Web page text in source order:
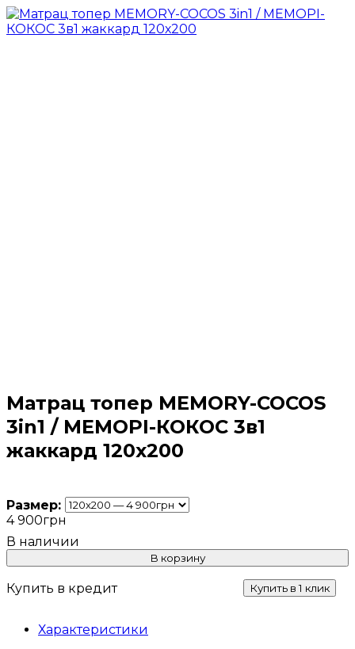
Матрац топер MEMORY-COCOS
3in1 / МЕМОРІ-КОКОС 3в1
жаккард 120х200
Размер:
4 900грн
В корзину
Купить в кредит Купить в 1 клик
Характеристики